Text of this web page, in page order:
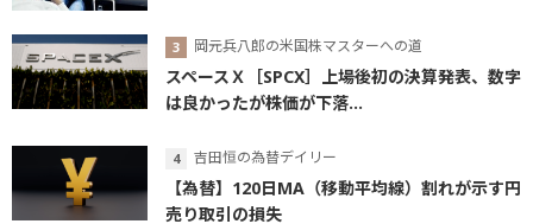
岡元兵八郎の米国株マスターへの道
スペースＸ［SPCX］上場後初の決算発表、数字
は良かったが株価が下落...
吉田恒の為替デイリー
【為替】120日MA（移動平均線）割れが示す円
売り取引の損失